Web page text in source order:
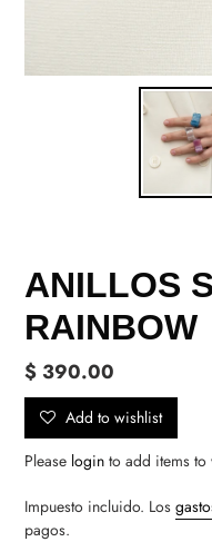
ANILLOS
RAINBOW
Precio
habitual
$ 390.00
Add to wishlist
Please login to add items to
Impuesto incluido. Los
pagos.